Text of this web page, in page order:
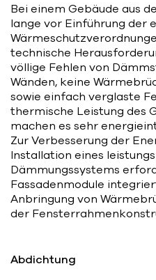
Bei einem Gebäude aus
lange vor Einführung der
technische
völlige Fehlen von
Wänden, keine
sowie einfach verglaste
thermische Leistung des
machen es sehr
Zur Verbesserung der
Installation eines
Dämmungssystems
Fassadenmodule
Anbringung von
der
Abdichtung